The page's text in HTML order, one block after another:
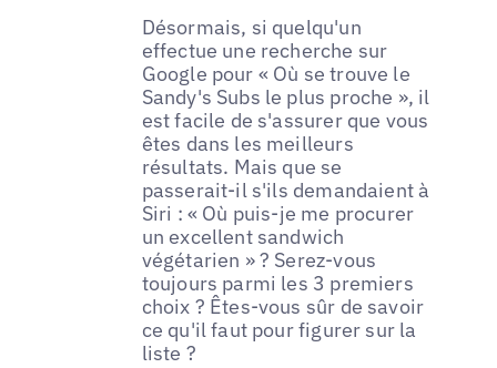
Désormais, si quelqu'un
effectue une recherche sur
Google pour « Où se trouve le
Sandy's Subs le plus proche », il
est facile de s'assurer que vous
êtes dans les meilleurs
résultats. Mais que se
passerait-il s'ils demandaient à
Siri : « Où puis-je me procurer
un excellent sandwich
végétarien » ? Serez-vous
toujours parmi les 3 premiers
choix ? Êtes-vous sûr de savoir
ce qu'il faut pour figurer sur la
liste ?